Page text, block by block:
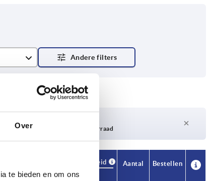
Over
te bieden en om ons
Momenteel niet op voorraad
Beschikbaarheid
Prijs
Aantal Bestellen